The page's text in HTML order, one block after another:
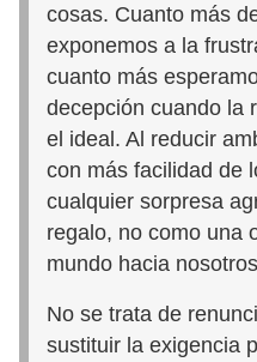
cosas. Cuanto más
exponemos a la
cuanto más
decepción cuando la
el ideal. Al reducir
con más facilidad de
cualquier sorpresa
regalo, no como una
mundo hacia
No se trata de
sustituir la exigencia